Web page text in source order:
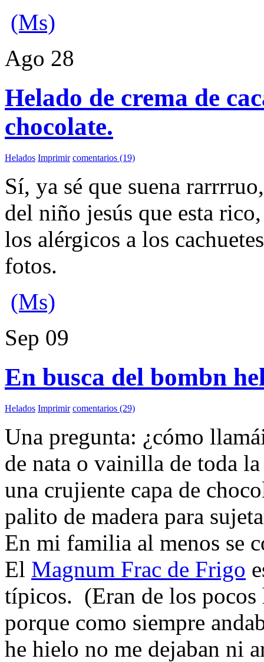
(Ms)
Ago 28
Helado de crema de
chocolate.
Helados Imprimir comentarios (19)
Sí, ya sé que suena
del niño jesús que esta
los alérgicos a los
fotos.
(Ms)
Sep 09
En busca del bombn
Helados Imprimir comentarios (29)
Una pregunta: ¿cómo
de nata o vainilla de toda
una crujiente capa de
palito de madera para
En mi familia al menos se
El Magnum Frac de Frigo
típicos. (Eran de los pocos
porque como siempre
he hielo no me dejaban ni